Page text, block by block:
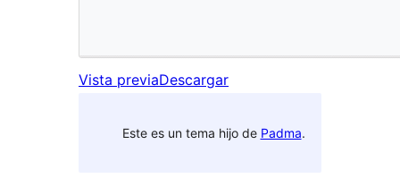
Vista previaDescargar
Este es un tema hijo de Padma.